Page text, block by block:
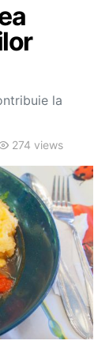
la
274 views